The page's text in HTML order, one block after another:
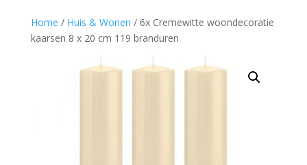
Home / Huis & Wonen / 6x Cremewitte woondecoratie
kaarsen 8 x 20 cm 119 branduren